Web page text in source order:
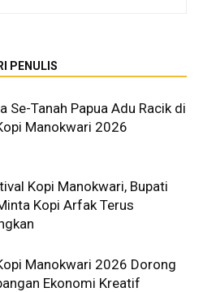
PENULIS
Se-Tanah Papua Adu Racik di
Manokwari 2026
Kopi Manokwari, Bupati
Kopi Arfak Terus
Manokwari 2026 Dorong
Ekonomi Kreatif